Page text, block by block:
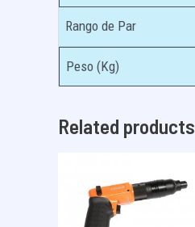
Rango de Par
Peso (Kg)
Related products